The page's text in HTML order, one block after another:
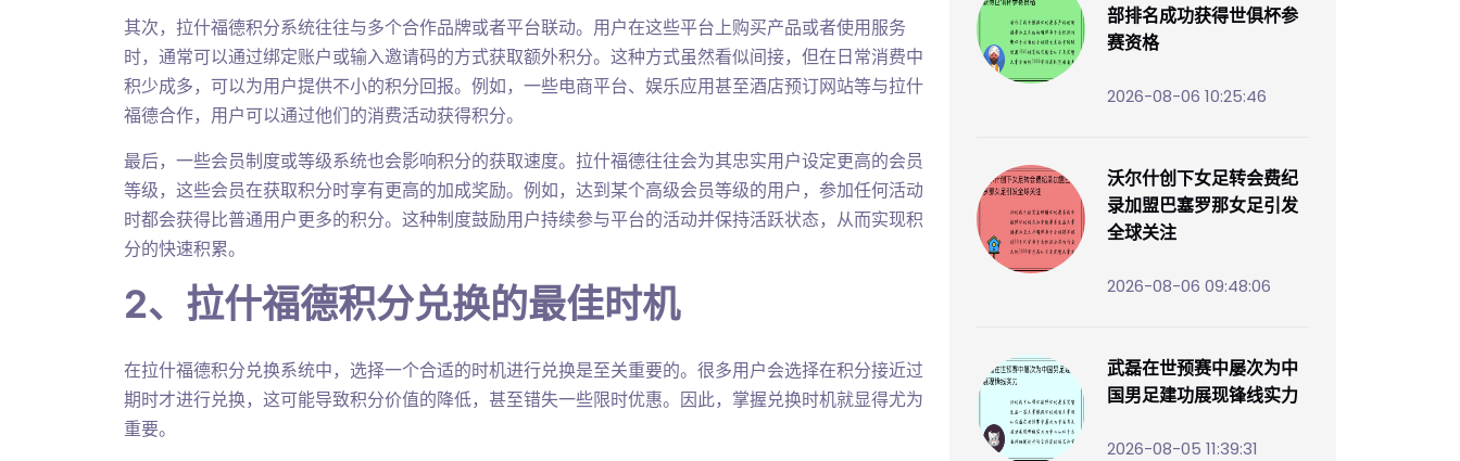
其次，拉什福德积分系统往往与多个合作品牌或者平台联动。用户在这些平台上购买产品或者使用服务
时，通常可以通过绑定账户或输入邀请码的方式获取额外积分。这种方式虽然看似间接，但在日常消费中
积少成多，可以为用户提供不小的积分回报。例如，一些电商平台、娱乐应用甚至酒店预订网站等与拉什
福德合作，用户可以通过他们的消费活动获得积分。
最后，一些会员制度或等级系统也会影响积分的获取速度。拉什福德往往会为其忠实用户设定更高的会员
等级，这些会员在获取积分时享有更高的加成奖励。例如，达到某个高级会员等级的用户，参加任何活动
时都会获得比普通用户更多的积分。这种制度鼓励用户持续参与平台的活动并保持活跃状态，从而实现积
分的快速积累。
2、拉什福德积分兑换的最佳时机
在拉什福德积分兑换系统中，选择一个合适的时机进行兑换是至关重要的。很多用户会选择在积分接近过
期时才进行兑换，这可能导致积分价值的降低，甚至错失一些限时优惠。因此，掌握兑换时机就显得尤为
重要。
部排名成功获得世俱杯参
赛资格
2026-08-06 10:25:46
沃尔什创下女足转会费纪
录加盟巴塞罗那女足引发
全球关注
2026-08-06 09:48:06
武磊在世预赛中屡次为中
国男足建功展现锋线实力
2026-08-05 11:39:31